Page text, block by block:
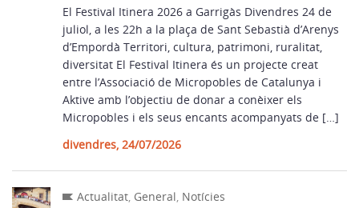
El Festival Itinera 2026 a Garrigàs Divendres 24 de
juliol, a les 22h a la plaça de Sant Sebastià d’Arenys
d’Empordà Territori, cultura, patrimoni, ruralitat,
diversitat El Festival Itinera és un projecte creat
entre l’Associació de Micropobles de Catalunya i
Aktive amb l’objectiu de donar a conèixer els
Micropobles i els seus encants acompanyats de […]
divendres, 24/07/2026
Actualitat, General, Notícies